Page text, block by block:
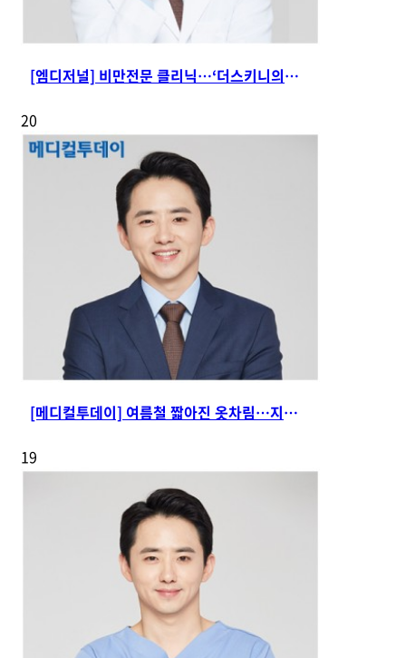
[엠디저널] 비만전문 클리닉…‘더스키니의원’일까
20
[메디컬투데이] 여름철 짧아진 옷차림…지방분해주사, 군…
19